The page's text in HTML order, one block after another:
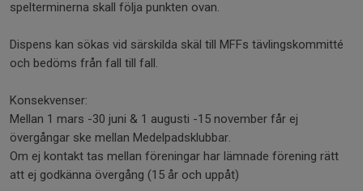
spelterminerna skall följa punkten ovan.
Dispens kan sökas vid särskilda skäl till MFFs tävlingskommitté
och bedöms från fall till fall.
Konsekvenser:
Mellan 1 mars -30 juni & 1 augusti -15 november får ej
övergångar ske mellan Medelpadsklubbar.
Om ej kontakt tas mellan föreningar har lämnade förening rätt
att ej godkänna övergång (15 år och uppåt)